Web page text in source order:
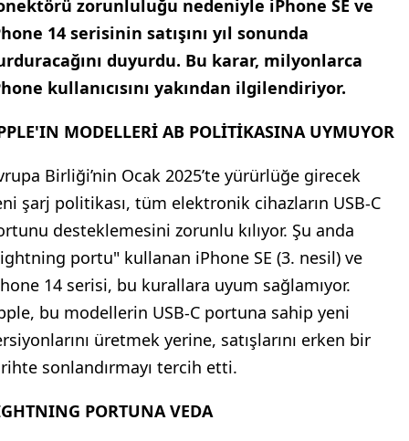
zorunluluğu nedeniyle iPhone SE ve
14 serisinin satışını yıl sonunda
duyurdu. Bu karar, milyonlarca
kullanıcısını yakından ilgilendiriyor.
MODELLERİ AB POLİTİKASINA UYMUYOR
Birliği’nin Ocak 2025’te yürürlüğe girecek
şarj politikası, tüm elektronik cihazların USB-C
desteklemesini zorunlu kılıyor. Şu anda
portu" kullanan iPhone SE (3. nesil) ve
14 serisi, bu kurallara uyum sağlamıyor.
bu modellerin USB-C portuna sahip yeni
üretmek yerine, satışlarını erken bir
sonlandırmayı tercih etti.
PORTUNA VEDA